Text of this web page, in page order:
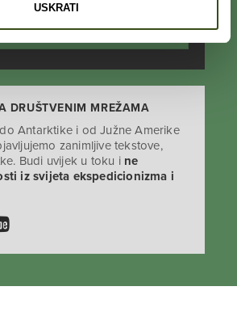
USKRATI
DRUŠTVENIM MREŽAMA
Antarktike i od Južne Amerike
zanimljive tekstove,
Budi uvijek u toku i ne
iz svijeta ekspedicionizma i